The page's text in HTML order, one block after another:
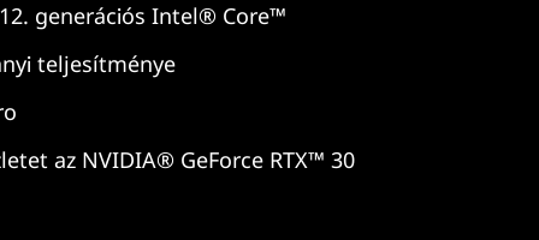
generációs Intel® Core™
teljesítménye
az NVIDIA® GeForce RTX™ 30